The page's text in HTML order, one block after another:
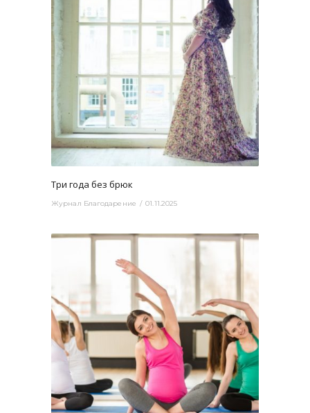
Три года без брюк
Журнал Благодарение 01.11.2025